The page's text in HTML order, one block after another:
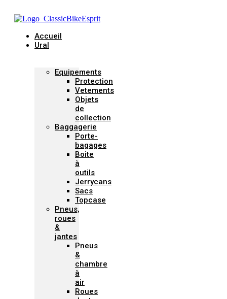
Accueil
Ural
Equipements
Protection
Vetements
Objets
de
collection
Baggagerie
Porte-
bagages
Boite
à
outils
Jerrycans
Sacs
Topcase
Pneus,
roues
&
jantes
Pneus
&
chambre
à
air
Roues